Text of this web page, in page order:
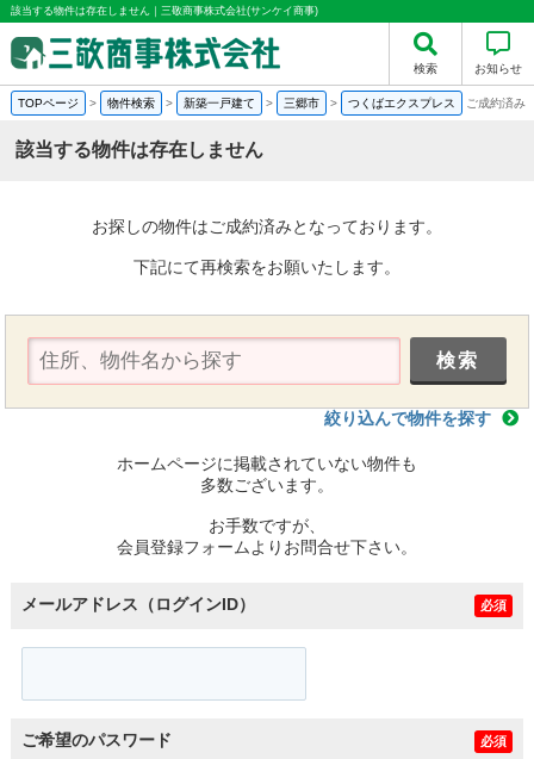
該当する物件は存在しません｜三敬商事株式会社(サンケイ商事)
検索 お知らせ
TOPページ > 物件検索 > 新築一戸建て > 三郷市 > つくばエクスプレス ご成約済み
該当する物件は存在しません
お探しの物件はご成約済みとなっております。
下記にて再検索をお願いたします。
絞り込んで物件を探す
ホームページに掲載されていない物件も
多数ございます。
お手数ですが、
会員登録フォームよりお問合せ下さい。
メールアドレス（ログインID） 必須
ご希望のパスワード 必須